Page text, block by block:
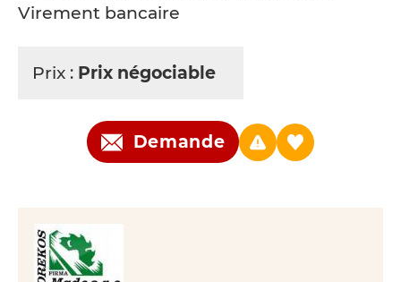
Virement bancaire
Prix : Prix négociable
Demande